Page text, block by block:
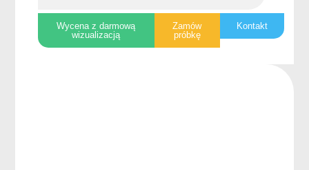
Wycena z darmową
wizualizacją
Zamów
próbkę
Kontakt